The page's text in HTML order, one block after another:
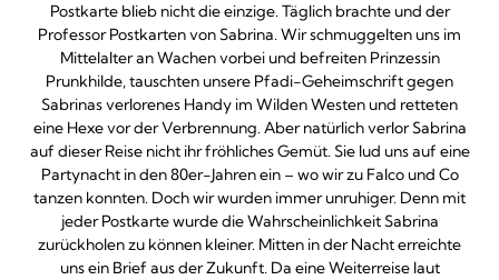
Postkarte blieb nicht die einzige. Täglich brachte und der
Professor Postkarten von Sabrina. Wir schmuggelten uns im
Mittelalter an Wachen vorbei und befreiten Prinzessin
Prunkhilde, tauschten unsere Pfadi-Geheimschrift gegen
Sabrinas verlorenes Handy im Wilden Westen und retteten
eine Hexe vor der Verbrennung. Aber natürlich verlor Sabrina
auf dieser Reise nicht ihr fröhliches Gemüt. Sie lud uns auf eine
Partynacht in den 80er-Jahren ein – wo wir zu Falco und Co
tanzen konnten. Doch wir wurden immer unruhiger. Denn mit
jeder Postkarte wurde die Wahrscheinlichkeit Sabrina
zurückholen zu können kleiner. Mitten in der Nacht erreichte
uns ein Brief aus der Zukunft. Da eine Weiterreise laut